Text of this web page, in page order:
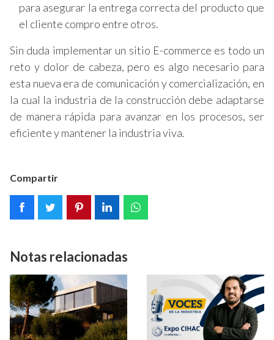
para asegurar la entrega correcta del producto que
el cliente compro entre otros.
Sin duda implementar un sitio E-commerce es todo un
reto y dolor de cabeza, pero es algo necesario para
esta nueva era de comunicación y comercialización, en
la cual la industria de la construcción debe adaptarse
de manera rápida para avanzar en los procesos, ser
eficiente y mantener la industria viva.
Compartir
Notas relacionadas